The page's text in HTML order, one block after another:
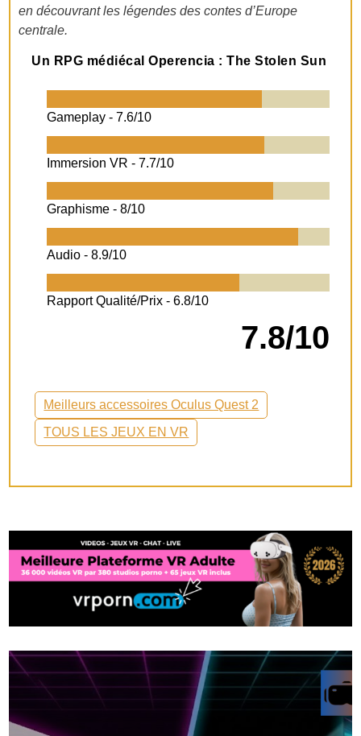
en découvrant les légendes des contes d’Europe
centrale.
Un RPG médiécal Operencia : The Stolen Sun
Gameplay -7.6/10
Immersion VR -7.7/10
Graphisme -8/10
Audio -8.9/10
Rapport Qualité/Prix -6.8/10
7.8/10
Meilleurs accessoires Oculus Quest 2
TOUS LES JEUX EN VR